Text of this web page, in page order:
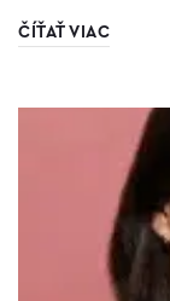
ČÍŤAŤ VIAC